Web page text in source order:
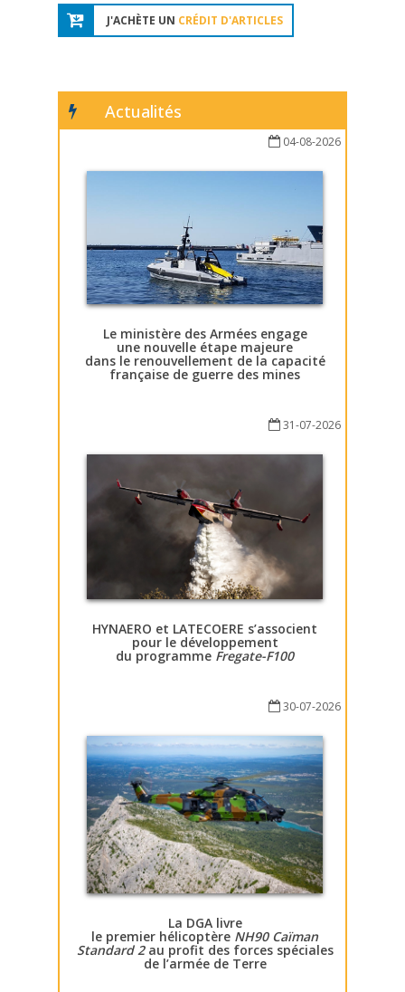
J'ACHÈTE UN CRÉDIT D'ARTICLES
Actualités
04-08-2026
Le ministère des Armées engage
une nouvelle étape majeure
dans le renouvellement de la capacité
française de guerre des mines
31-07-2026
HYNAERO et LATECOERE s’associent
pour le développement
du programme Fregate-F100
30-07-2026
La DGA livre
le premier hélicoptère NH90 Caïman
Standard 2au profit des forces spéciales
de l’armée de Terre